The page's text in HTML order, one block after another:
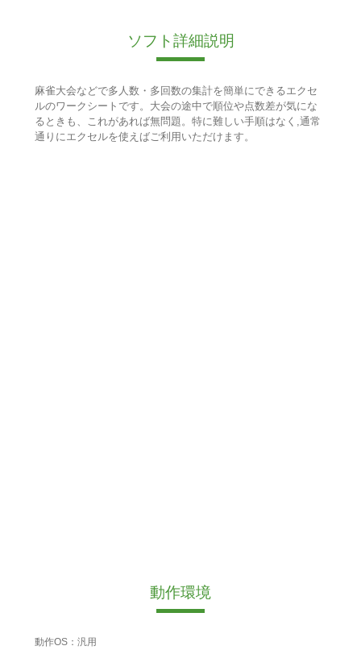
ソフト詳細説明
麻雀大会などで多人数・多回数の集計を簡単にできるエクセ
ルのワークシートです。大会の途中で順位や点数差が気にな
るときも、これがあれば無問題。特に難しい手順はなく,通常
通りにエクセルを使えばご利用いただけます。
動作環境
動作OS：汎用